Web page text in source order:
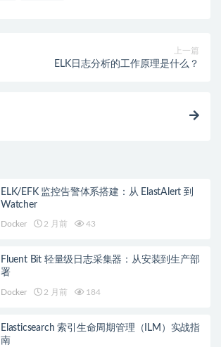
上一篇
ELK日志分析的工作原理是什么？
ELK/EFK 监控告警体系搭建：从 ElastAlert 到
Watcher
Docker 2 月前 43
Fluent Bit 轻量级日志采集器：从安装到生产部
署
Docker 2 月前 184
Elasticsearch 索引生命周期管理（ILM）实战指
南